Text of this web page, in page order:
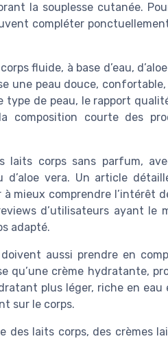
la souplesse cutanée.
compléter
fluide, à base d’eau,
une peau douce, confortable,
type de peau, le rapport
composition courte des
laits corps sans parfum,
vera. Un article
à mieux comprendre l’intérêt
d’utilisateurs ayant le
adapté.
aussi prendre en
qu’une crème hydratante,
plus léger, riche en eau
sur le corps.
des laits corps, des crèmes